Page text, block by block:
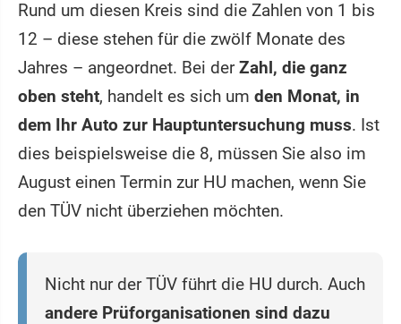
Rund um diesen Kreis sind die Zahlen von 1 bis
12 – diese stehen für die zwölf Monate des
Jahres – angeordnet. Bei derZahl, die ganz
oben steht, handelt es sich um den Monat, in
dem Ihr Auto zur Hauptuntersuchung muss. Ist
dies beispielsweise die 8, müssen Sie also im
August einen Termin zur HU machen, wenn Sie
den TÜV nicht überziehen möchten.
Nicht nur der TÜV führt die HU durch. Auch
andere Prüforganisationen sind dazu